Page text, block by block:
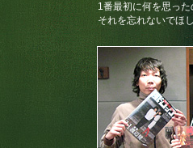
1番最初に何を思った
それを忘れないでほ